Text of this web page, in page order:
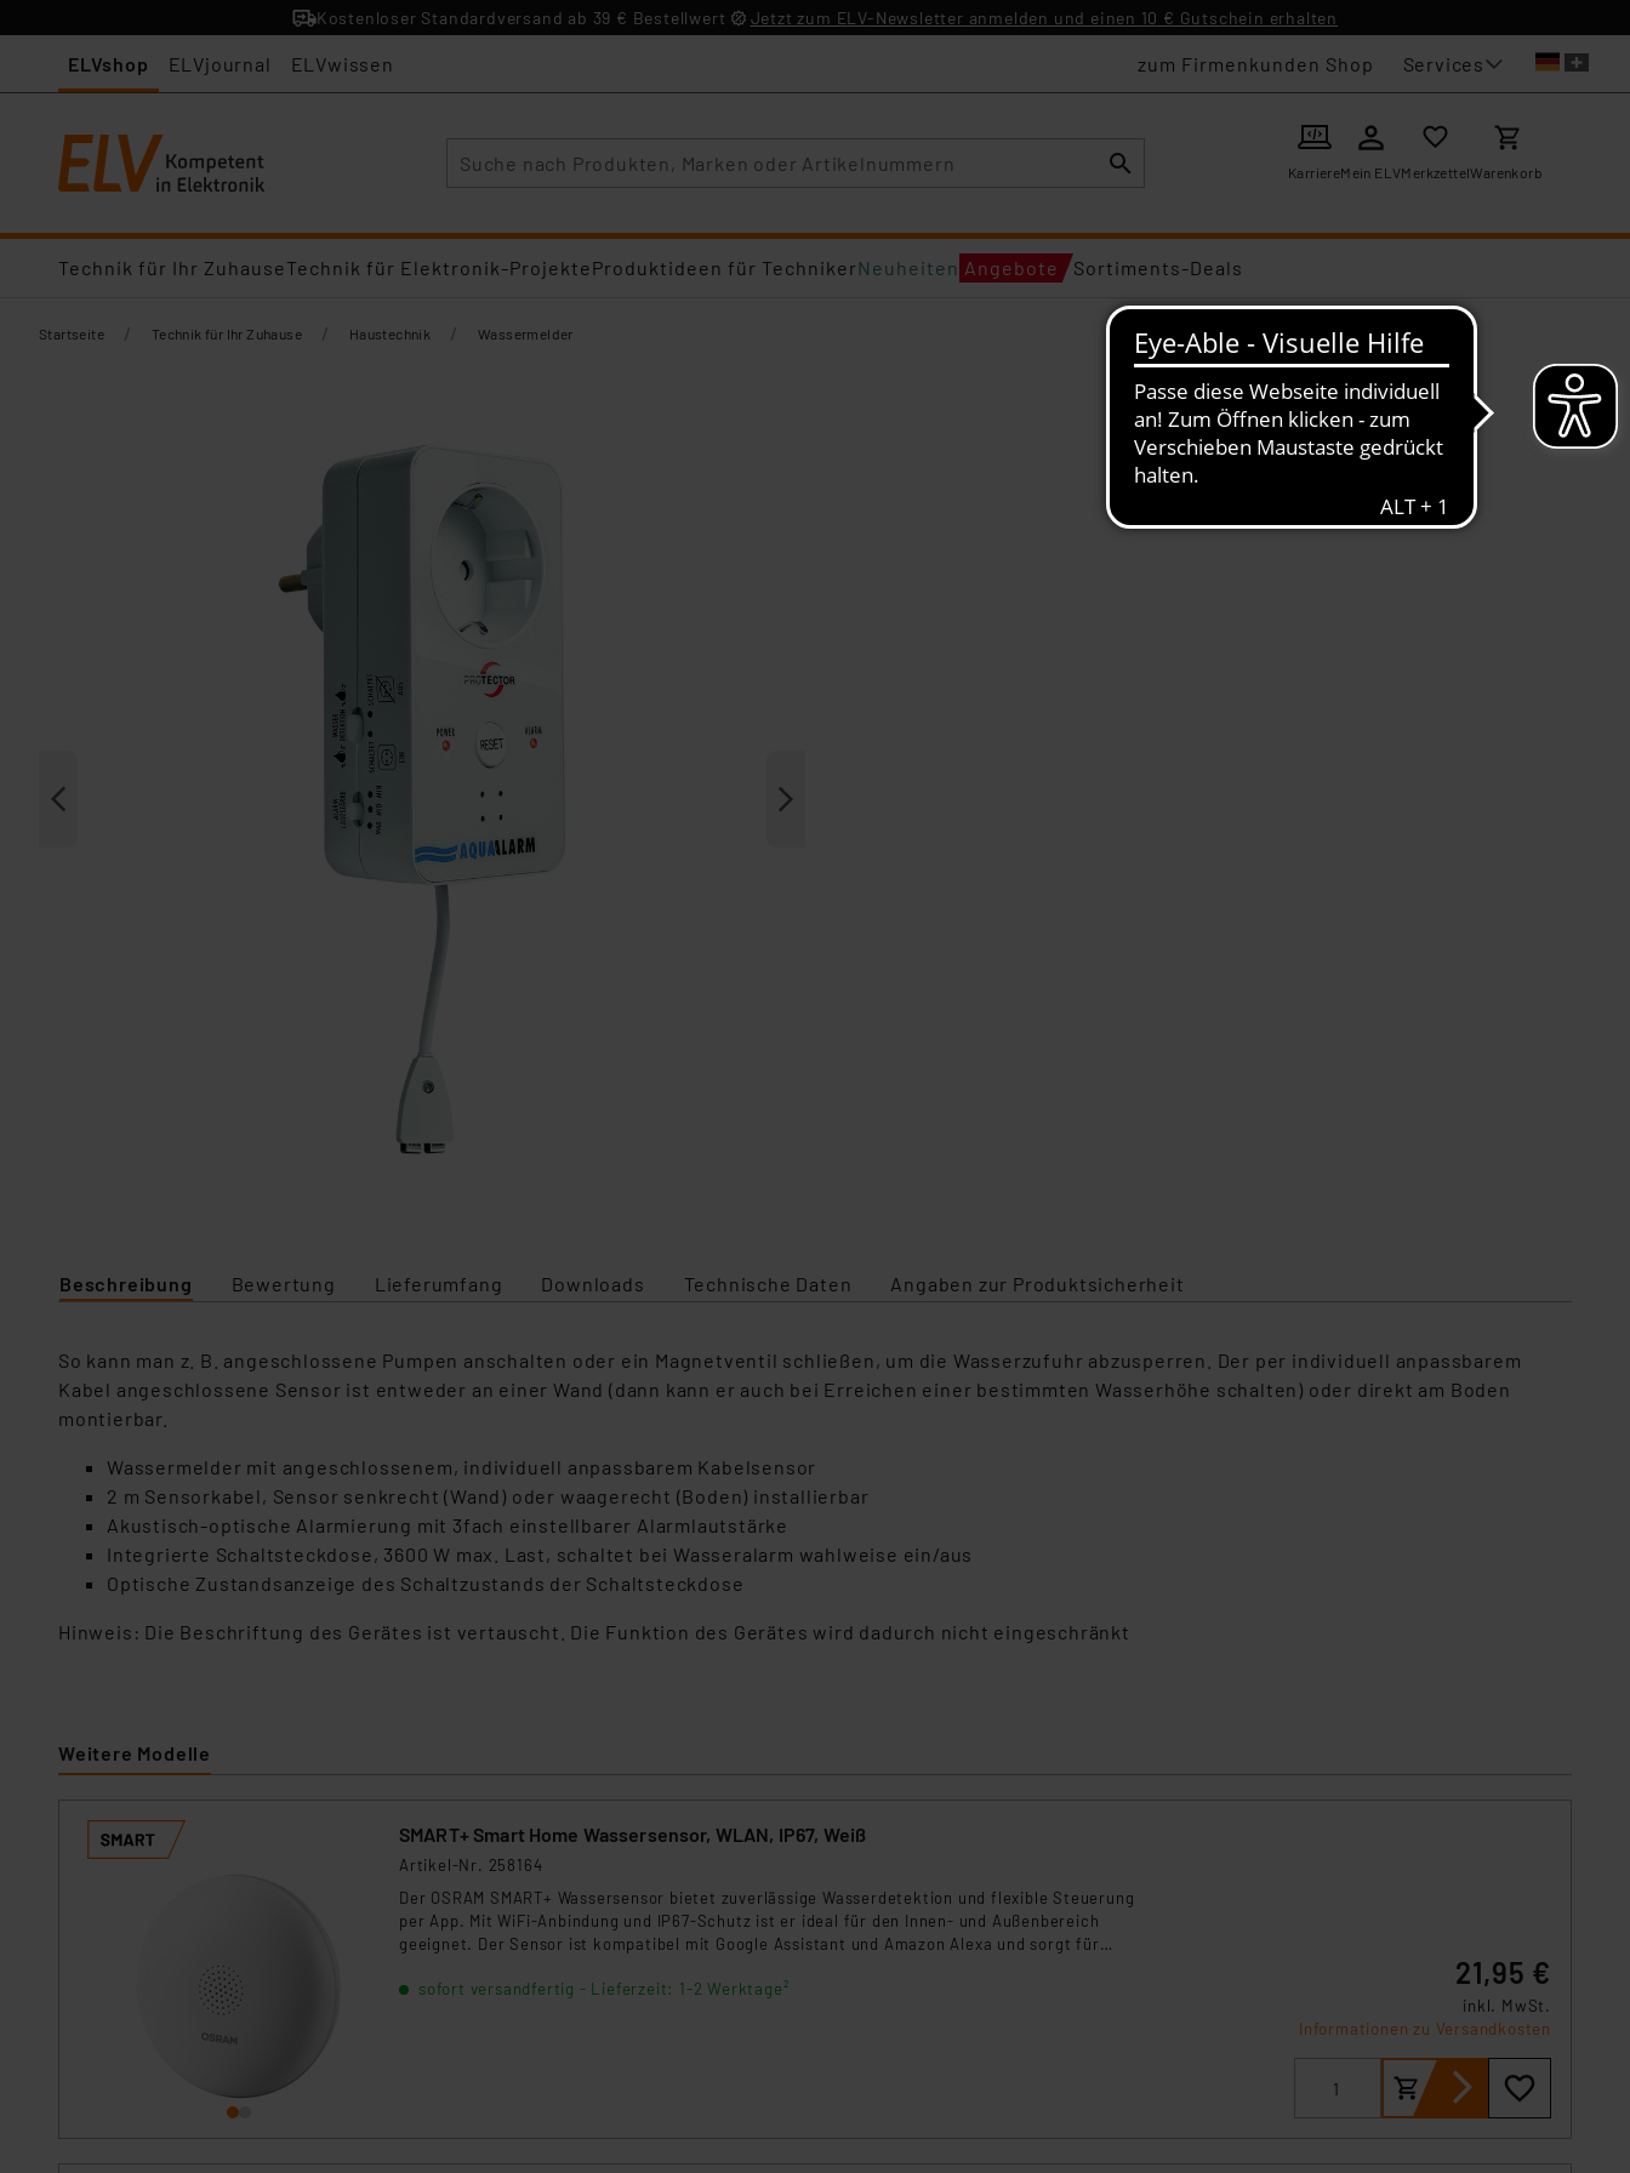
Kostenloser Standardversand ab 39 € Bestellwert Jetzt zum ELV-Newsletter anmelden und einen 10 € Gutschein erhalten
ELVshop ELVjournal ELVwissen zum Firmenkunden Shop Services
KarriereMein ELVMerkzettelWarenkorb
Technik für Ihr ZuhauseTechnik für Elektronik-ProjekteProduktideen für TechnikerNeuheiten Angebote Sortiments-Deals
Startseite / Technik für Ihr Zuhause / Haustechnik / Wassermelder
Beschreibung Bewertung Lieferumfang Downloads Technische Daten Angaben zur Produktsicherheit
So kann man z. B. angeschlossene Pumpen anschalten oder ein Magnetventil schließen, um die Wasserzufuhr abzusperren. Der per individuell anpassbarem
Kabel angeschlossene Sensor ist entweder an einer Wand (dann kann er auch bei Erreichen einer bestimmten Wasserhöhe schalten) oder direkt am Boden
montierbar.
Wassermelder mit angeschlossenem, individuell anpassbarem Kabelsensor
2 m Sensorkabel, Sensor senkrecht (Wand) oder waagerecht (Boden) installierbar
Akustisch-optische Alarmierung mit 3fach einstellbarer Alarmlautstärke
Integrierte Schaltsteckdose, 3600 W max. Last, schaltet bei Wasseralarm wahlweise ein/aus
Optische Zustandsanzeige des Schaltzustands der Schaltsteckdose
Hinweis: Die Beschriftung des Gerätes ist vertauscht. Die Funktion des Gerätes wird dadurch nicht eingeschränkt
Weitere Modelle
SMART+ Smart Home Wassersensor, WLAN, IP67, Weiß
Artikel-Nr. 258164
Der OSRAM SMART+ Wassersensor bietet zuverlässige Wasserdetektion und flexible Steuerung
per App. Mit WiFi-Anbindung und IP67-Schutz ist er ideal für den Innen- und Außenbereich
geeignet. Der Sensor ist kompatibel mit Google Assistant und Amazon Alexa und sorgt für
sofort versandfertig - Lieferzeit: 1-2 Werktage²
21,95 €
inkl. MwSt.
Informationen zu Versandkosten